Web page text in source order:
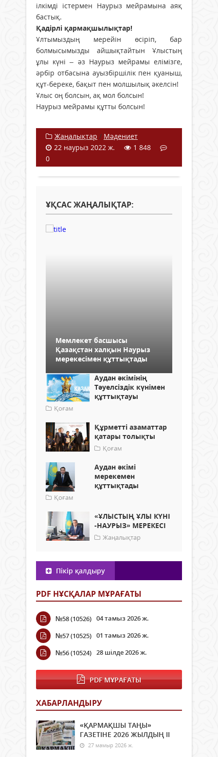
ілкімді істермен Наурыз мейрамына аяқ
бастық.
Қадірлі қармақшылықтар!
Ұлтымыздың мерейін өсіріп, бар
болмысымызды айшықтайтын Ұлыстың
ұлы күні – әз Наурыз мейрамы елімізге,
әрбір отбасына ауызбіршілік пен қуаныш,
құт-береке, бақыт пен молшылық әкелсін!
Ұлыс оң болсын, ақ мол болсын!
Наурыз мейрамы құтты болсын!
Жаңалықтар / Мәдениет
22 наурыз 2022 ж.
1 848
0
ҰҚСАС ЖАҢАЛЫҚТАР:
Мемлекет басшысы
Қазақстан халқын Наурыз
мерекесімен құттықтады
Аудан әкімінің
Тәуелсіздік күнімен
құттықтауы
Қоғам
Құрметті азаматтар
қатары толықты
Қоғам
Аудан әкімі
мерекемен
құттықтады
Қоғам
«ҰЛЫСТЫҢ ҰЛЫ КҮНІ
-НАУРЫЗ» МЕРЕКЕСІ
Жаңалықтар
Пікір қалдыру
PDF НҰСҚАЛАР МҰРАҒАТЫ
№58 (10526) 04 тамыз 2026 ж.
№57 (10525) 01 тамыз 2026 ж.
№56 (10524) 28 шілде 2026 ж.
PDF МҰРАҒАТЫ
ХАБАРЛАНДЫРУ
«ҚАРМАҚШЫ ТАҢЫ»
ГАЗЕТІНЕ 2026 ЖЫЛДЫҢ ІI
27 мамыр 2026 ж.